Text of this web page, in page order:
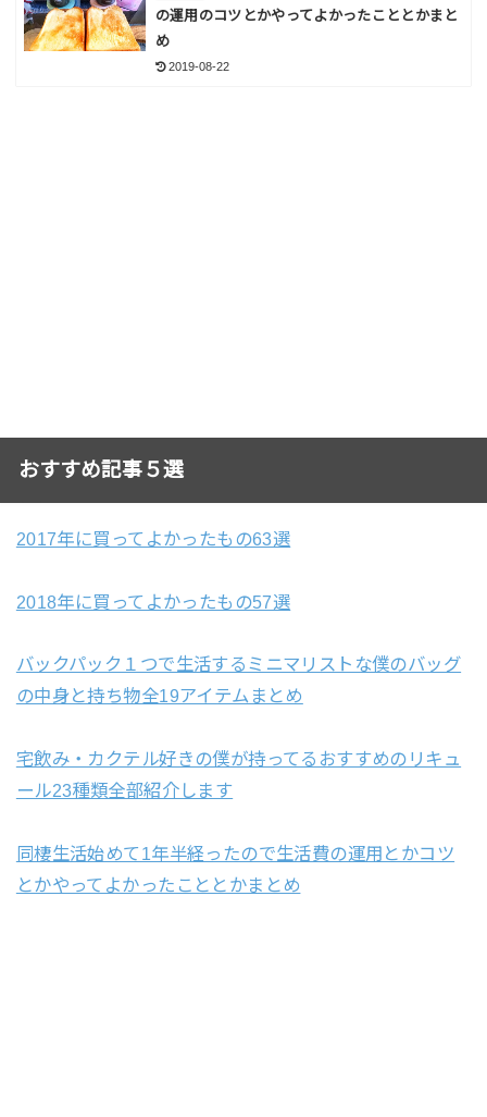
の運用のコツとかやってよかったこととかまと
め
2019-08-22
おすすめ記事５選
2017年に買ってよかったもの63選
2018年に買ってよかったもの57選
バックパック１つで生活するミニマリストな僕のバッグ
の中身と持ち物全19アイテムまとめ
宅飲み・カクテル好きの僕が持ってるおすすめのリキュ
ール23種類全部紹介します
同棲生活始めて1年半経ったので生活費の運用とかコツ
とかやってよかったこととかまとめ